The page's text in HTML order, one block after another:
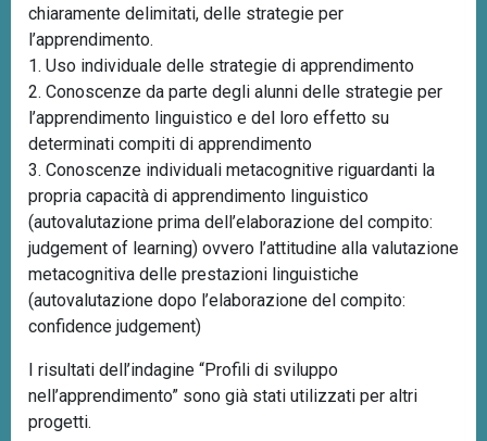
chiaramente delimitati, delle strategie per
l’apprendimento.
1. Uso individuale delle strategie di apprendimento
2. Conoscenze da parte degli alunni delle strategie per
l’apprendimento linguistico e del loro effetto su
determinati compiti di apprendimento
3. Conoscenze individuali metacognitive riguardanti la
propria capacità di apprendimento linguistico
(autovalutazione prima dell’elaborazione del compito:
judgement of learning) ovvero l’attitudine alla valutazione
metacognitiva delle prestazioni linguistiche
(autovalutazione dopo l’elaborazione del compito:
confidence judgement)
I risultati dell’indagine “Profili di sviluppo
nell’apprendimento” sono già stati utilizzati per altri
progetti.